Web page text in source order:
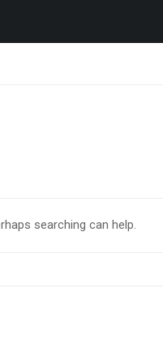
searching can help.